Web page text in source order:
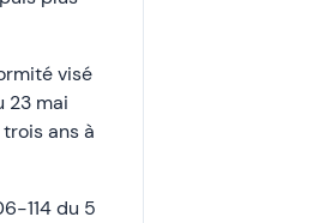
visé
23 mai
ans à
114 du 5